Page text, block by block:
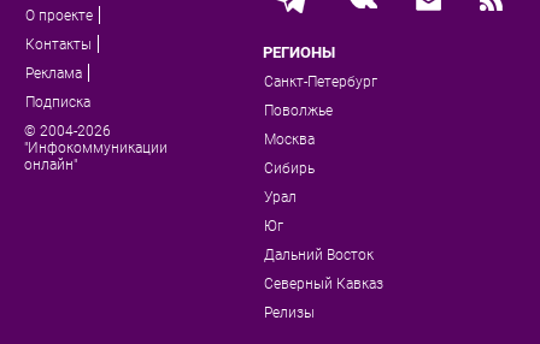
О проекте
Контакты
Реклама
Подписка
© 2004-2026
"Инфокоммуникации
онлайн"
РЕГИОНЫ
Санкт-Петербург
Поволжье
Москва
Сибирь
Урал
Юг
Дальний Восток
Северный Кавказ
Релизы